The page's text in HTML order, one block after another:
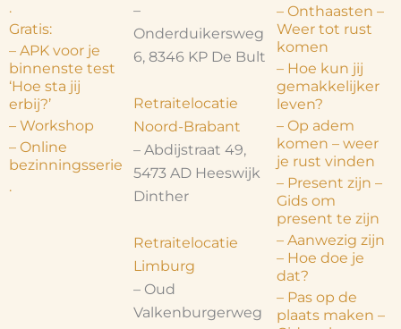
.
Gratis:
– APK voor je
binnenste test
‘Hoe sta jij
erbij?’
– Workshop
– Online
bezinningsserie
.
–
Onderduikersweg
6, 8346 KP De Bult
Retraitelocatie
Noord-Brabant
– Abdijstraat 49,
5473 AD Heeswijk
Dinther
Retraitelocatie
Limburg
– Oud
Valkenburgerweg
– Onthaasten –
Weer tot rust
komen
– Hoe kun jij
gemakkelijker
leven?
– Op adem
komen – weer
je rust vinden
– Present zijn –
Gids om
present te zijn
– Aanwezig zijn
– Hoe doe je
dat?
– Pas op de
plaats maken –